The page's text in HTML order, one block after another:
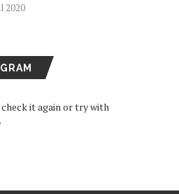
2020
check it again or try with